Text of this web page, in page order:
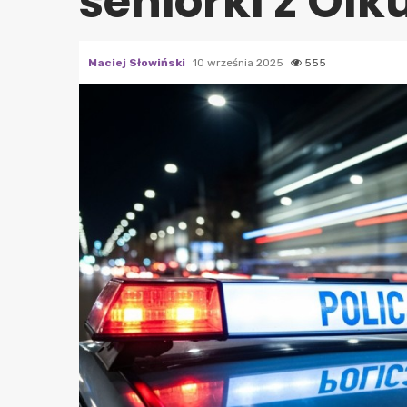
Maciej Słowiński 10 września 2025 555